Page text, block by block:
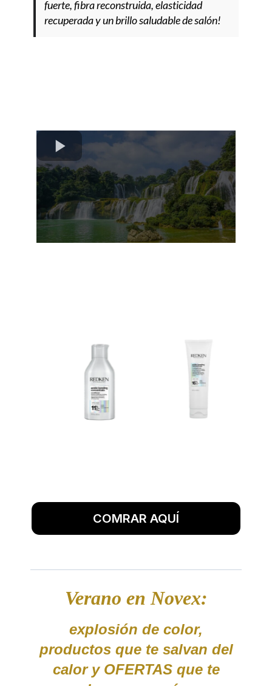
fuerte, fibra reconstruida, elasticidad
recuperada y un brillo saludable de salón!
COMRAR AQUÍ
Verano en Novex:
explosión de color,
productos que te salvan del
calor y OFERTAS que te